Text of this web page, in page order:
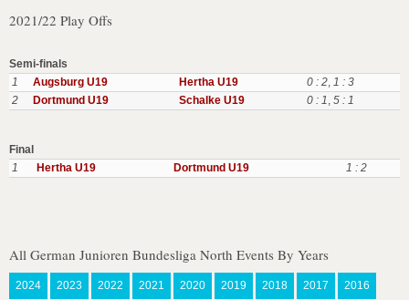
2021/22 Play Offs
Semi-finals
1
Augsburg U19 Hertha U19 0 : 2, 1 : 3
2
Dortmund U19 Schalke U19 0 : 1, 5 : 1
Final
1
Hertha U19 Dortmund U19 1 : 2
All German Junioren Bundesliga North Events By Years
2024 2023 2022 2021 2020 2019 2018 2017 2016